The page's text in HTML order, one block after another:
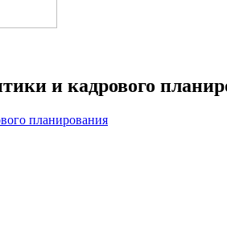
и кадрового
планирования